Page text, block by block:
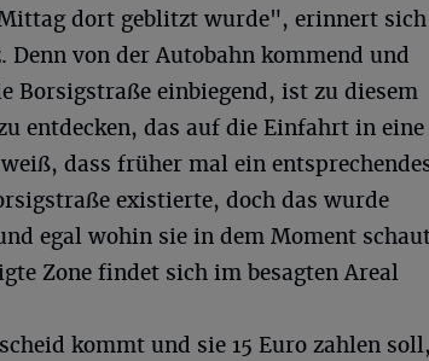
Mittag dort geblitzt wurde", erinnert sich
von der Autobahn kommend und
Borsigstraße einbiegend, ist zu diesem
entdecken, das auf die Einfahrt in eine
dass früher mal ein
existierte, doch das wurde
egal wohin sie in dem Moment
Zone findet sich im besagten Areal
kommt und sie 15 Euro zahlen soll,